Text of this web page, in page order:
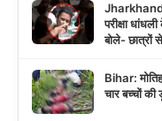
Jharkhand:
परीक्षा
बोले- छात्रों
Bihar:
चार बच्चों की